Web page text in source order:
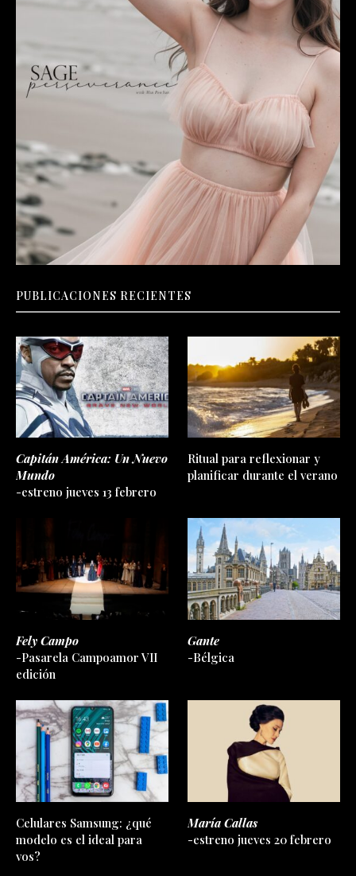
PUBLICACIONES RECIENTES
Capitán América: Un Nuevo
Mundo
-estreno jueves 13 febrero
Ritual para reflexionar y
planificar durante el verano
Fely Campo
-Pasarela Campoamor VII
edición
Gante
-Bélgica
Celulares Samsung: ¿qué
modelo es el ideal para
vos?
María Callas
-estreno jueves 20 febrero